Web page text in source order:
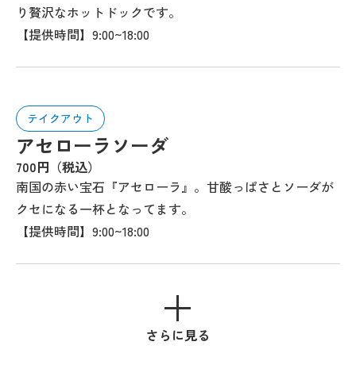
り贅沢なホットドックです。
【提供時間】9:00~18:00
テイクアウト
アセローラソーダ
700円（税込）
南国の赤い宝石『アセローラ』。甘酸っぱさとソーダが
クセになる一杯となってます。
【提供時間】9:00~18:00
さらに見る